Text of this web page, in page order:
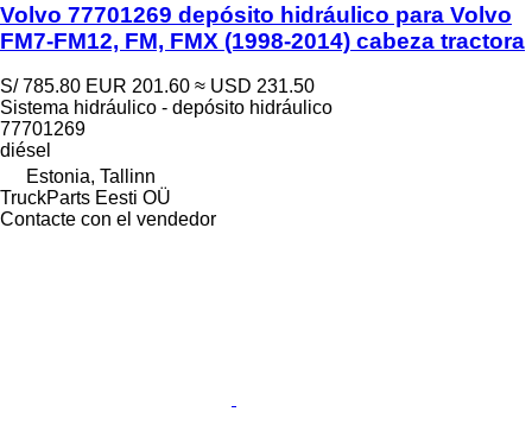
Volvo 77701269 depósito hidráulico para Volvo
FM7-FM12, FM, FMX (1998-2014) cabeza tractora
S/ 785.80 EUR 201.60 ≈ USD 231.50
Sistema hidráulico - depósito hidráulico
77701269
diésel
Estonia, Tallinn
TruckParts Eesti OÜ
Contacte con el vendedor